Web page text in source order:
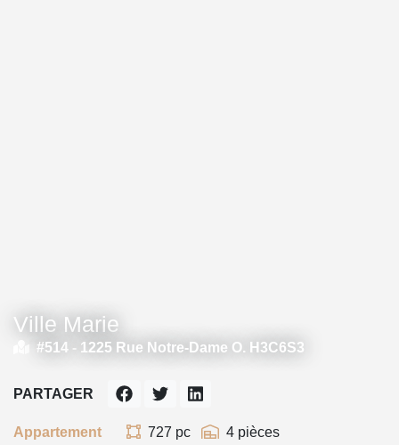
Ville Marie
#514 - 1225 Rue Notre-Dame O. H3C6S3
Appartement 727 pc
4 pièces
PARTAGER